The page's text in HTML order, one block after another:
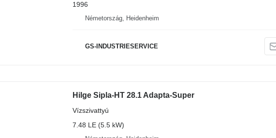
1996
Németország, Heidenheim
GS-INDUSTRIESERVICE
Hilge Sipla-HT 28.1 Adapta-Super
Vízszivattyú
7.48 LE (5.5 kW)